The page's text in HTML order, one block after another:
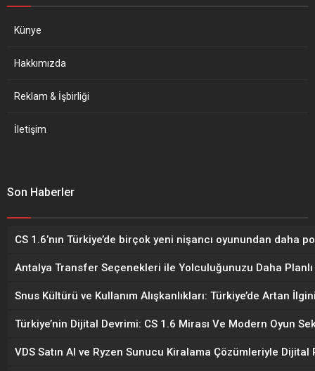
Künye
Hakkımızda
Reklam & İşbirliği
İletişim
Son Haberler
CS 1.6’nın Türkiye’de birçok yeni nişancı oyunundan daha
Antalya Transfer Seçenekleri ile Yolculuğunuzu Daha
Snus Kültürü ve Kullanım Alışkanlıkları: Türkiye’de Artan
Türkiye’nin Dijital Devrimi: CS 1.6 Mirası Ve Modern Oyun
VDS Satın Al ve Ryzen Sunucu Kiralama Çözümleriyle